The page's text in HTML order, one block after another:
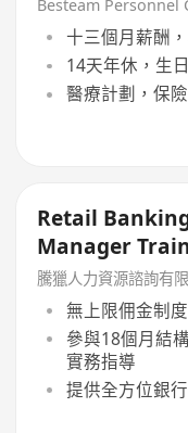
Besteam Personnel
十三個月薪酬
14天年休，生
醫療計劃，保
Retail
Manager
騰獵人力資源諮詢有
無上限佣金制度
參與18個月結
實務指導
提供全方位銀